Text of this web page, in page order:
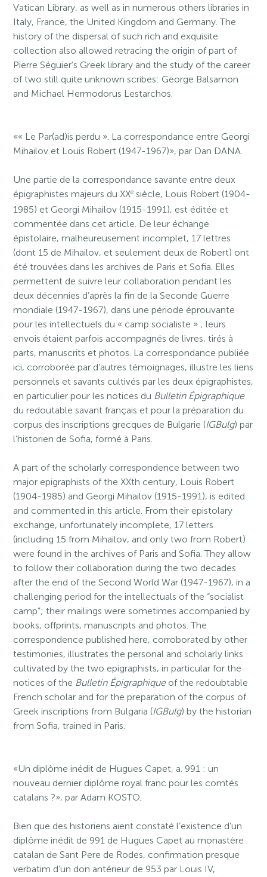
Vatican Library, as well as in numerous others libraries in
Italy, France, the United Kingdom and Germany. The
history of the dispersal of such rich and exquisite
collection also allowed retracing the origin of part of
Pierre Séguier’s Greek library and the study of the career
of two still quite unknown scribes: George Balsamon
and Michael Hermodorus Lestarchos.
«« Le Par(ad)is perdu ». La correspondance entre Georgi
Mihailov et Louis Robert (1947-1967)», par Dan DANA.
Une partie de la correspondance savante entre deux
épigraphistes majeurs du XXe siècle, Louis Robert (1904-
1985) et Georgi Mihailov (1915-1991), est éditée et
commentée dans cet article. De leur échange
épistolaire, malheureusement incomplet, 17 lettres
(dont 15 de Mihailov, et seulement deux de Robert) ont
été trouvées dans les archives de Paris et Sofia. Elles
permettent de suivre leur collaboration pendant les
deux décennies d’après la fin de la Seconde Guerre
mondiale (1947-1967), dans une période éprouvante
pour les intellectuels du « camp socialiste » ; leurs
envois étaient parfois accompagnés de livres, tirés à
parts, manuscrits et photos. La correspondance publiée
ici, corroborée par d’autres témoignages, illustre les liens
personnels et savants cultivés par les deux épigraphistes,
en particulier pour les notices du Bulletin Épigraphique
du redoutable savant français et pour la préparation du
corpus des inscriptions grecques de Bulgarie (IGBulg) par
l’historien de Sofia, formé à Paris.
A part of the scholarly correspondence between two
major epigraphists of the XXth century, Louis Robert
(1904-1985) and Georgi Mihailov (1915-1991), is edited
and commented in this article. From their epistolary
exchange, unfortunately incomplete, 17 letters
(including 15 from Mihailov, and only two from Robert)
were found in the archives of Paris and Sofia. They allow
to follow their collaboration during the two decades
after the end of the Second World War (1947-1967), in a
challenging period for the intellectuals of the “socialist
camp”; their mailings were sometimes accompanied by
books, offprints, manuscripts and photos. The
correspondence published here, corroborated by other
testimonies, illustrates the personal and scholarly links
cultivated by the two epigraphists, in particular for the
notices of the Bulletin Épigraphiqueof the redoubtable
French scholar and for the preparation of the corpus of
Greek inscriptions from Bulgaria (IGBulg) by the historian
from Sofia, trained in Paris.
«Un diplôme inédit de Hugues Capet, a. 991 : un
nouveau dernier diplôme royal franc pour les comtés
catalans ?», par Adam KOSTO.
Bien que des historiens aient constaté l’existence d’un
diplôme inédit de 991 de Hugues Capet au monastère
catalan de Sant Pere de Rodes, confirmation presque
verbatim d’un don antérieur de 953 par Louis IV,